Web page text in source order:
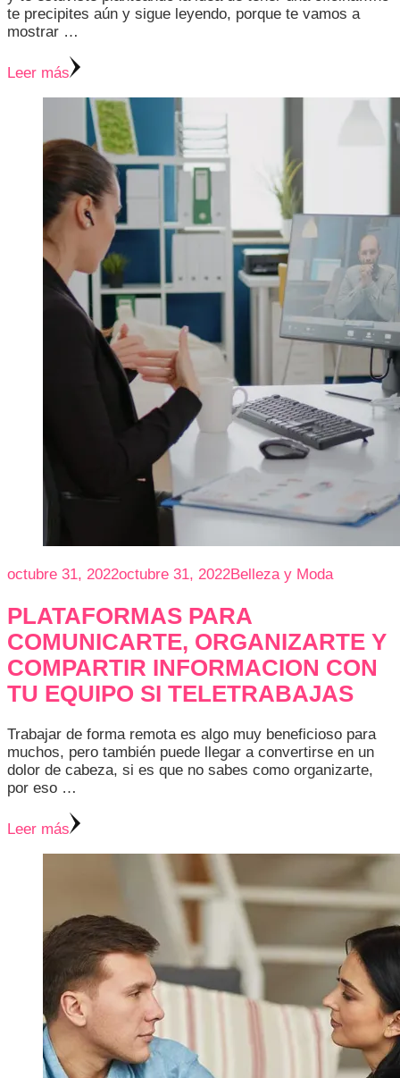
te precipites aún y sigue leyendo, porque te vamos a
mostrar …
Leer más
octubre 31, 2022octubre 31, 2022Belleza y Moda
PLATAFORMAS PARA
COMUNICARTE, ORGANIZARTE Y
COMPARTIR INFORMACION CON
TU EQUIPO SI TELETRABAJAS
Trabajar de forma remota es algo muy beneficioso para
muchos, pero también puede llegar a convertirse en un
dolor de cabeza, si es que no sabes como organizarte,
por eso …
Leer más